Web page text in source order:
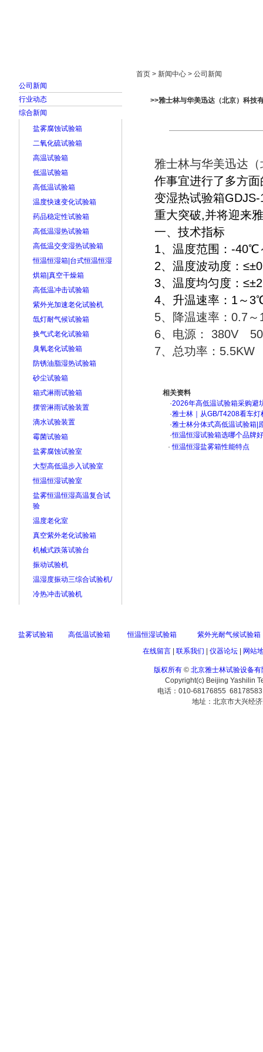
公司新闻
行业动态
综合新闻
盐雾腐蚀试验箱
二氧化硫试验箱
高温试验箱
低温试验箱
高低温试验箱
温度快速变化试验箱
药品稳定性试验箱
高低温湿热试验箱
高低温交变湿热试验箱
恒温恒湿箱|台式恒温恒湿
烘箱|真空干燥箱
高低温冲击试验箱
紫外光加速老化试验机
氙灯耐气候试验箱
换气式老化试验箱
臭氧老化试验箱
防锈油脂湿热试验箱
砂尘试验箱
箱式淋雨试验箱
摆管淋雨试验装置
滴水试验装置
霉菌试验箱
盐雾腐蚀试验室
大型高低温步入试验室
恒温恒湿试验室
盐雾恒温恒湿高温复合试
验
温度老化室
真空紫外老化试验箱
机械式跌落试验台
振动试验机
温湿度振动三综合试验机/
冷热冲击试验机
首页 > 新闻中心 > 公司新闻
>>雅士林与华美迅达（北京）科技
雅士林与华美迅达
作事宜进行了多方
变湿热试验箱
重大突破,并将迎来
一、技术指标
1、温度范围：-
2、温度波动度：
3、温度均匀度：
4、升温速率：1～
5、降温速率：0.7
6、电源： 380V
7、总功率：5.5KW
相关资料
·2026年高低温试验箱采购
·雅士林｜从GB/T4208看车
·雅士林分体式高低温试验箱|
·恒温恒湿试验箱选哪个品牌
· 恒温恒湿盐雾箱性能特点
盐雾试验箱 高低温试验箱 恒温恒湿试验箱
紫外光耐气候试验箱
在线留言| 联系我们 仪器论坛| 网站
版权所有 © 北京雅士林试验设备有
Copyright(c) Beijing Yashilin
电话：010-68176855
地址：北京市大兴经